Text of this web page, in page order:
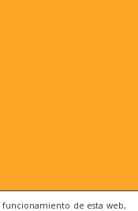
de esta web,